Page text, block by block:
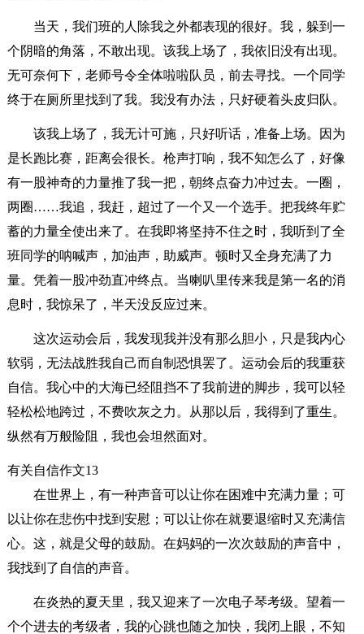
当天，我们班的人除我之外都表现的很好。我，躲到一
个阴暗的角落，不敢出现。该我上场了，我依旧没有出现。
无可奈何下，老师号令全体啦啦队员，前去寻找。一个同学
终于在厕所里找到了我。我没有办法，只好硬着头皮归队。
该我上场了，我无计可施，只好听话，准备上场。因为
是长跑比赛，距离会很长。枪声打响，我不知怎么了，好像
有一股神奇的力量推了我一把，朝终点奋力冲过去。一圈，
两圈……我追，我赶，超过了一个又一个选手。把我终年贮
蓄的力量全使出来了。在我即将坚持不住之时，我听到了全
班同学的呐喊声，加油声，助威声。顿时又全身充满了力
量。凭着一股冲劲直冲终点。当喇叭里传来我是第一名的消
息时，我惊呆了，半天没反应过来。
这次运动会后，我发现我并没有那么胆小，只是我内心
软弱，无法战胜我自己而自制恐惧罢了。运动会后的我重获
自信。我心中的大海已经阻挡不了我前进的脚步，我可以轻
轻松松地跨过，不费吹灰之力。从那以后，我得到了重生。
纵然有万般险阻，我也会坦然面对。
有关自信作文13
在世界上，有一种声音可以让你在困难中充满力量；可
以让你在悲伤中找到安慰；可以让你在就要退缩时又充满信
心。这，就是父母的鼓励。在妈妈的一次次鼓励的声音中，
我找到了自信的声音。
在炎热的夏天里，我又迎来了一次电子琴考级。望着一
个个进去的考级者，我的心跳也随之加快，我闭上眼，不知